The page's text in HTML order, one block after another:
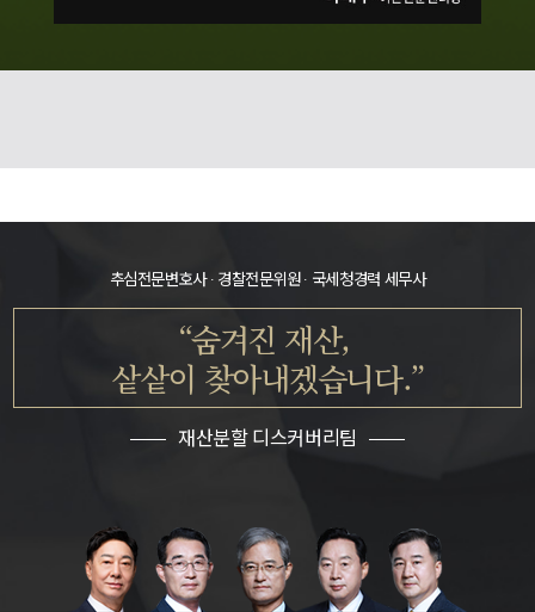
추심전문변호사 · 경찰전문위원 · 국세청경력 세무사
“숨겨진 재산,
샅샅이 찾아내겠습니다.”
재산분할 디스커버리팀